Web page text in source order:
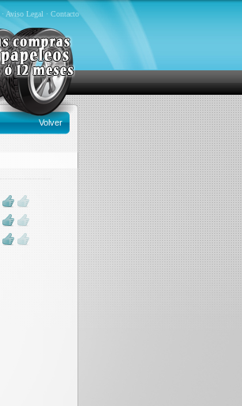
· Aviso Legal · Contacto
Volver